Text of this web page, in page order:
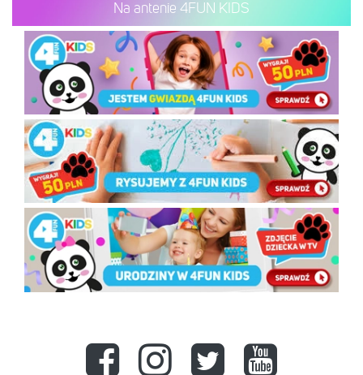
Na antenie 4FUN KIDS